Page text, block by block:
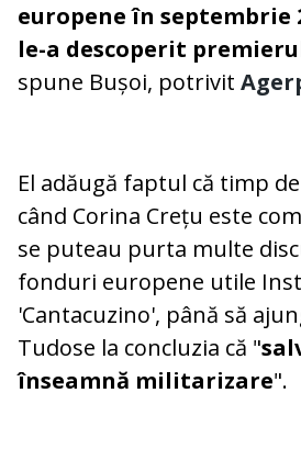
europene în septembrie
le-a descoperit
spune Bușoi, potrivit
El adăugă faptul că timp
când Corina Crețu este
se puteau purta multe
fonduri europene utile
'Cantacuzino', până să
Tudose la concluzia că "
înseamnă militarizare".